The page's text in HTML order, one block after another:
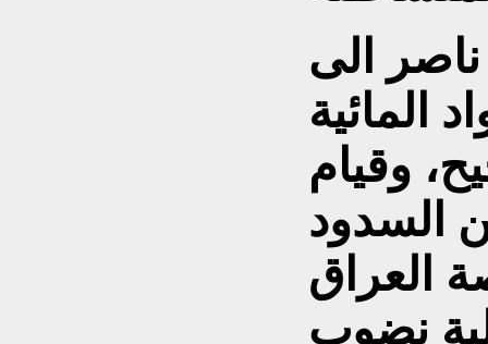
ناصر الى
المائية
وقيام
السدود
العراق
نضوب